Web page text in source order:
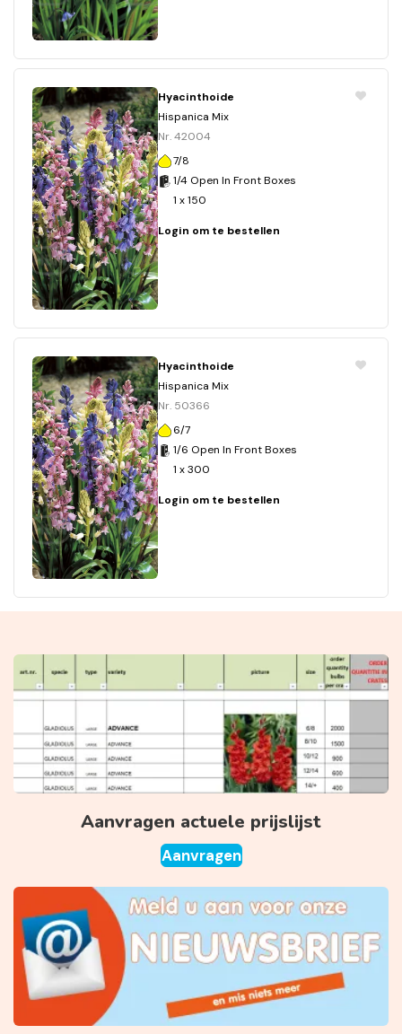
Hyacinthoide
Hispanica Mix
Nr. 42004
7/8
1/4 Open In Front Boxes
1 x 150
Login om te bestellen
Hyacinthoide
Hispanica Mix
Nr. 50366
6/7
1/6 Open In Front Boxes
1 x 300
Login om te bestellen
Aanvragen actuele prijslijst
Aanvragen